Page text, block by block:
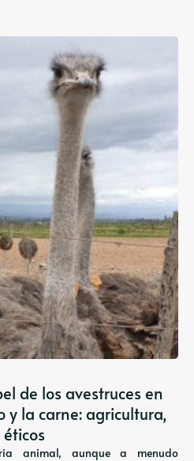
de los avestruces en
y la carne: agricultura,
animal, aunque a menudo